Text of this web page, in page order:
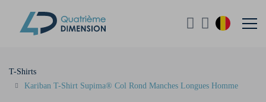
T-Shirts
Kariban T-Shirt Supima® Col Rond Manches Longues Homme